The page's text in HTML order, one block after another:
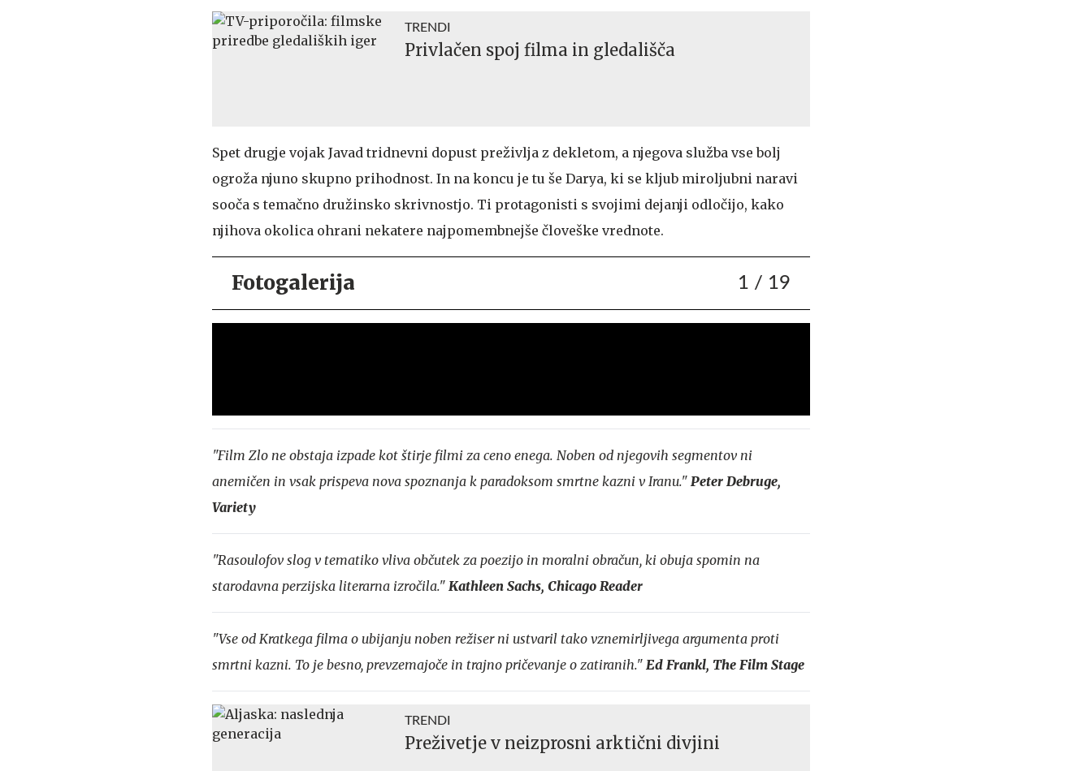
TRENDI
Privlačen spoj filma in gledališča
Spet drugje vojak Javad tridnevni dopust preživlja z dekletom, a njegova služba vse bolj
ogroža njuno skupno prihodnost. In na koncu je tu še Darya, ki se kljub miroljubni naravi
sooča s temačno družinsko skrivnostjo. Ti protagonisti s svojimi dejanji odločijo, kako
njihova okolica ohrani nekatere najpomembnejše človeške vrednote.
Fotogalerija 1 / 19
"Film Zlo ne obstaja izpade kot štirje filmi za ceno enega. Noben od njegovih segmentov ni
anemičen in vsak prispeva nova spoznanja k paradoksom smrtne kazni v Iranu." Peter Debruge,
Variety
"Rasoulofov slog v tematiko vliva občutek za poezijo in moralni obračun, ki obuja spomin na
starodavna perzijska literarna izročila." Kathleen Sachs, Chicago Reader
"Vse od Kratkega filma o ubijanju noben režiser ni ustvaril tako vznemirljivega argumenta proti
smrtni kazni. To je besno, prevzemajoče in trajno pričevanje o zatiranih." Ed Frankl, The Film Stage
TRENDI
Preživetje v neizprosni arktični divjini